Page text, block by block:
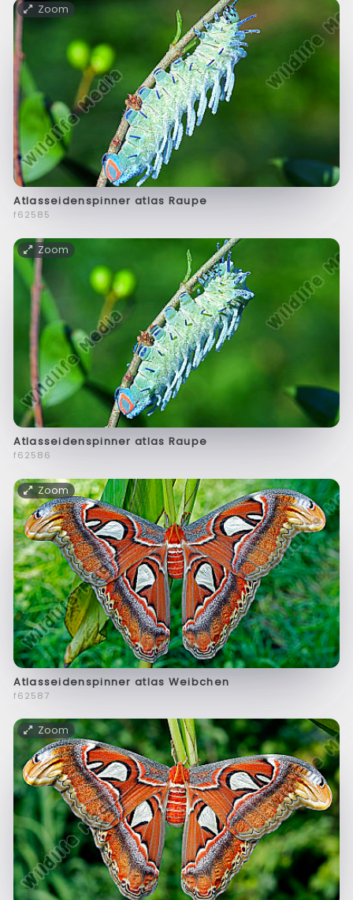
Zoom
Atlasseidenspinner atlas Raupe
f62585
Zoom
Atlasseidenspinner atlas Raupe
f62586
Zoom
Atlasseidenspinner atlas Weibchen
f62587
Zoom